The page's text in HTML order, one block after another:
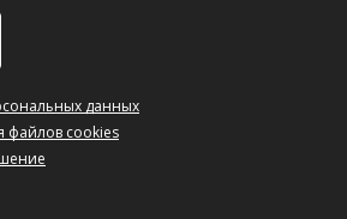
данных
файлов cookies